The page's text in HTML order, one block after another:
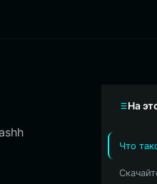
На
Что